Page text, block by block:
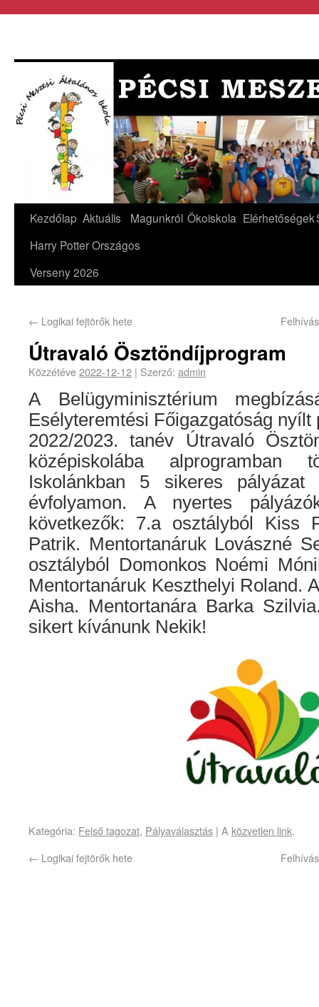
Kezdőlap Aktuális Magunkról Ökoiskola Elérhetőségek
Harry Potter Országos
Verseny 2026
← Logikai fejtörők hete
Útravaló Ösztöndíjprogram
Közzétéve2022-12-12 | Szerző: admin
A Belügyminisztérium
Esélyteremtési Főigazgatóság nyílt
2022/2023. tanév Útravaló
középiskolába alprogramban
Iskolánkban 5 sikeres
évfolyamon. A nyertes
következők: 7.a osztályból Kiss
Patrik. Mentortanáruk Lovászné
osztályból Domonkos Noémi
Mentortanáruk Keszthelyi Roland.
Aisha. Mentortanára Barka
sikert kívánunk Nekik!
Kategória: Felső tagozat, Pályaválasztás | A közvetlen link.
← Logikai fejtörők hete